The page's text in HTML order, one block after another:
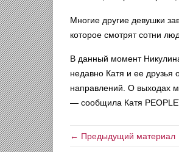
Многие другие девушки
которое смотрят сотни
В данный момент
недавно Катя и ее друзья
направлений. О выходах
— сообщила Катя
← Предыдущий материал